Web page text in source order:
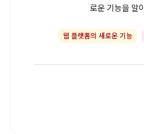
로운 기능을 알
웹 플랫폼의 새로운 기능